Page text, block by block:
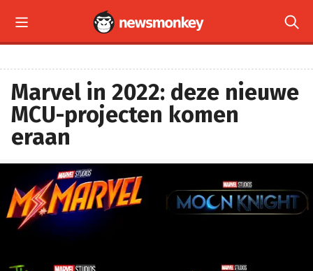
 
Marvel in 2022: deze nieuwe
MCU-projecten komen
eraan